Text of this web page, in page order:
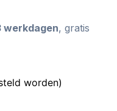
werkdagen, gratis
worden)